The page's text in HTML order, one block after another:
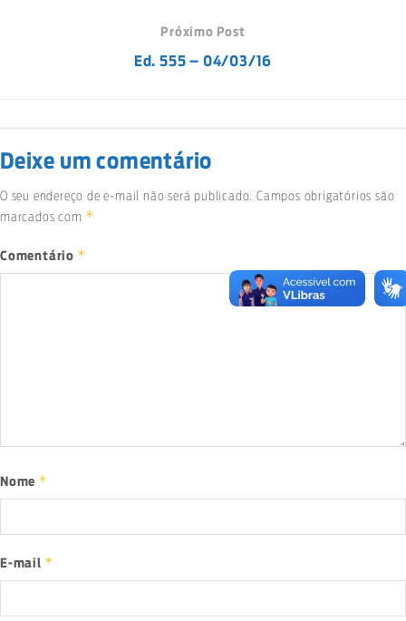
Próximo Post
Ed. 555 – 04/03/16
Deixe um comentário
O seu endereço de e-mail não será publicado. Campos obrigatórios são
marcados com *
Comentário *
Nome *
E-mail *